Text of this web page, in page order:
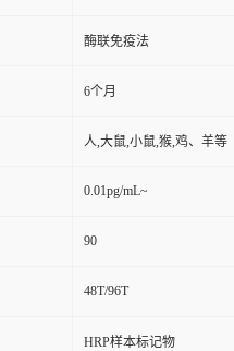
酶联免疫法
6个月
人,大鼠,小鼠,猴,鸡、羊等
0.01pg/mL~
90
48T/96T
HRP样本标记物